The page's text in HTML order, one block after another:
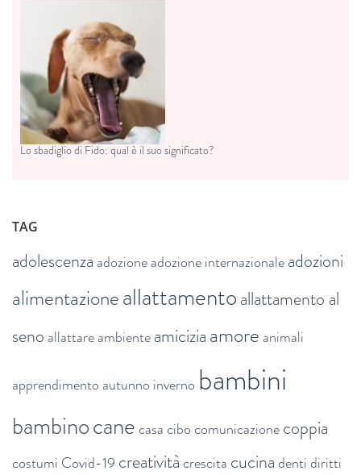
Lo sbadiglio di Fido: qual è il suo significato?
TAG
adolescenza adozioneadozione internazionaleadozioni
alimentazioneallattamentoallattamento al
seno allattareambienteamiciziaamore animali
apprendimento autunno inverno bambini
bambinocanecasacibocomunicazionecoppia
costumi Covid-19 creativitàcrescita cucinadentidiritti